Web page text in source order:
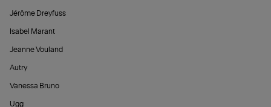
Jérôme Dreyfuss
Isabel Marant
Jeanne Vouland
Autry
Vanessa Bruno
Ugg